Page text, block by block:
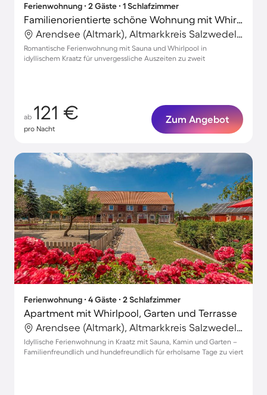
Ferienwohnung ∙ 2 Gäste ∙ 1 Schlafzimmer
Familienorientierte schöne Wohnung mit Whirlpool, Garten und Sauna | Haustiere erlaubt
Arendsee (Altmark), Altmarkkreis Salzwedel, Deutschland
Romantische Ferienwohnung mit Sauna und Whirlpool in
idyllischem Kraatz für unvergessliche Auszeiten zu zweit
ab 121 €
pro Nacht
Zum Angebot
Ferienwohnung ∙ 4 Gäste ∙ 2 Schlafzimmer
Apartment mit Whirlpool, Garten und Terrasse
Arendsee (Altmark), Altmarkkreis Salzwedel, Deutschland
Idyllische Ferienwohnung in Kraatz mit Sauna, Kamin und Garten –
Familienfreundlich und hundefreundlich für erholsame Tage zu viert